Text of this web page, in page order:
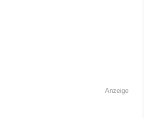
Anzeige